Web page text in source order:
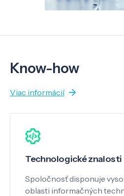
Know-how
Viac informácií
Technologické znalosti
Spoločnosť disponuje
oblasti informačných